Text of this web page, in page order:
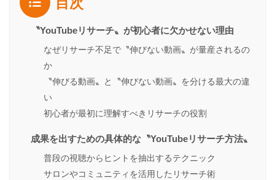
〝YouTubeリサーチ〟が初心者に欠かせない理由
なぜリサーチ不足で〝伸びない動画〟が量産されるの
か
〝伸びる動画〟と〝伸びない動画〟を分ける最大の違
い
初心者が最初に理解すべきリサーチの役割
成果を出すための具体的な〝YouTubeリサーチ方法〟
普段の視聴からヒントを抽出するテクニック
サロンやコミュニティを活用したリサーチ術